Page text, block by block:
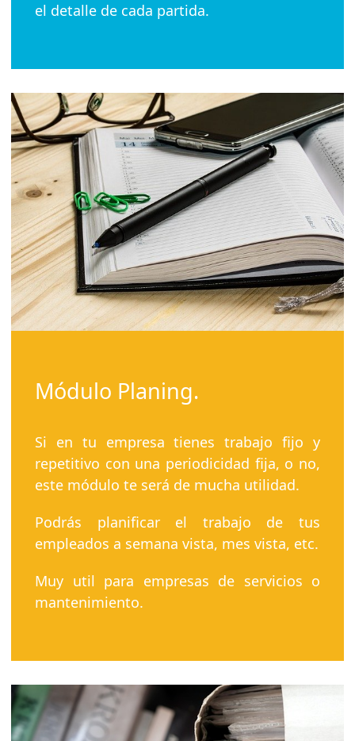
el detalle de cada partida.
Módulo Planing.
Si en tu empresa tienes trabajo fijo y
repetitivo con una periodicidad fija, o no,
este módulo te será de mucha utilidad.
Podrás planificar el trabajo de tus
empleados a semana vista, mes vista, etc.
Muy util para empresas de servicios o
mantenimiento.